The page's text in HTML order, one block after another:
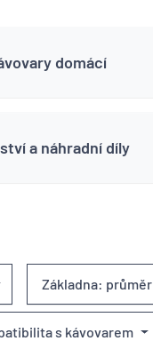
domácí
a náhradní díly
Základna: průměr
s kávovarem